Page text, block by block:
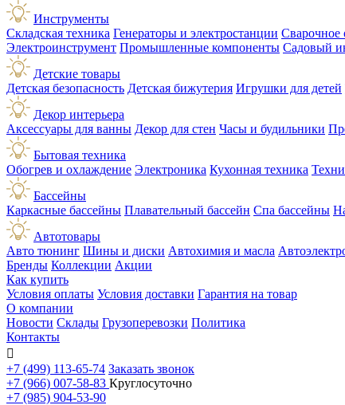
Инструменты
Складская техника Генераторы и электростанции Сварочное
Электроинструмент Промышленные компоненты Садовый
Детские товары
Детская безопасность Детская бижутерия Игрушки для детей
Декор интерьера
Аксессуары для ванны Декор для стен Часы и будильники
Бытовая техника
Обогрев и охлаждение Электроника Кухонная техника
Бассейны
Каркасные бассейны Плавательный бассейн Спа бассейны
Автотовары
Авто тюнинг Шины и диски Автохимия и масла
Бренды Коллекции Акции
Как купить
Условия оплаты Условия доставки Гарантия на товар
О компании
Новости Склады Грузоперевозки Политика
Контакты

+7 (499) 113-65-74 Заказать звонок
+7 (966) 007-58-83 Круглосуточно
+7 (985) 904-53-90